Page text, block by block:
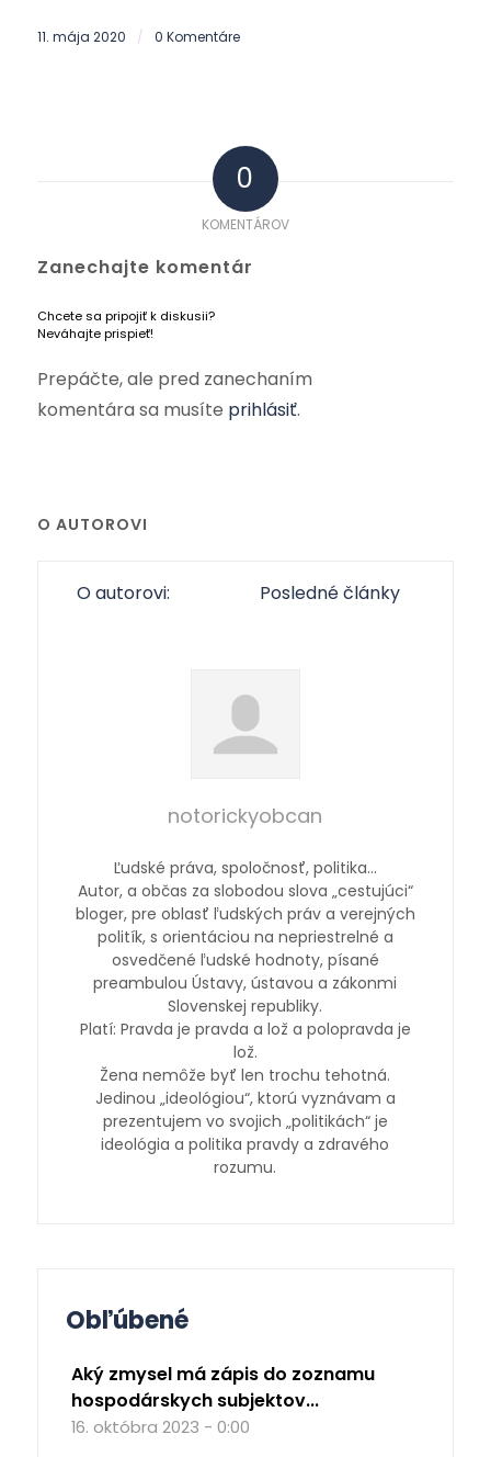
11. mája 2020 / 0 Komentáre
0
KOMENTÁROV
Zanechajte komentár
Chcete sa pripojiť k diskusii?
Neváhajte prispieť!
Prepáčte, ale pred zanechaním
komentára sa musíte prihlásiť.
O AUTOROVI
O autorovi: Posledné články
notorickyobcan
Ľudské práva, spoločnosť, politika…
Autor, a občas za slobodou slova „cestujúci“
bloger, pre oblasť ľudských práv a verejných
politík, s orientáciou na nepriestrelné a
osvedčené ľudské hodnoty, písané
preambulou Ústavy, ústavou a zákonmi
Slovenskej republiky.
Platí: Pravda je pravda a lož a polopravda je
lož.
Žena nemôže byť len trochu tehotná.
Jedinou „ideológiou“, ktorú vyznávam a
prezentujem vo svojich „politikách“ je
ideológia a politika pravdy a zdravého
rozumu.
Obľúbené
Aký zmysel má zápis do zoznamu
hospodárskych subjektov...
16. októbra 2023 - 0:00